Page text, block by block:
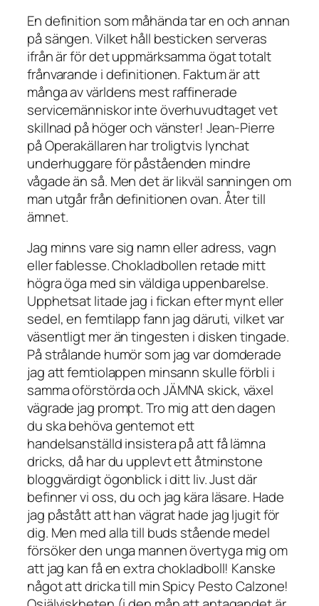
En definition som måhända tar en och annan
på sängen. Vilket håll besticken serveras
ifrån är för det uppmärksamma ögat totalt
frånvarande i definitionen. Faktum är att
många av världens mest raffinerade
servicemänniskor inte överhuvudtaget vet
skillnad på höger och vänster! Jean-Pierre
på Operakällaren har troligtvis lynchat
underhuggare för påståenden mindre
vågade än så. Men det är likväl sanningen om
man utgår från definitionen ovan. Åter till
ämnet.
Jag minns vare sig namn eller adress, vagn
eller fablesse. Chokladbollen retade mitt
högra öga med sin väldiga uppenbarelse.
Upphetsat litade jag i fickan efter mynt eller
sedel, en femtilapp fann jag däruti, vilket var
väsentligt mer än tingesten i disken tingade.
På strålande humör som jag var domderade
jag att femtiolappen minsann skulle förbli i
samma oförstörda och JÄMNA skick, växel
vägrade jag prompt. Tro mig att den dagen
du ska behöva gentemot ett
handelsanställd insistera på att få lämna
dricks, då har du upplevt ett åtminstone
bloggvärdigt ögonblick i ditt liv. Just där
befinner vi oss, du och jag kära läsare. Hade
jag påstått att han vägrat hade jag ljugit för
dig. Men med alla till buds stående medel
försöker den unga mannen övertyga mig om
att jag kan få en extra chokladboll! Kanske
något att dricka till min Spicy Pesto Calzone!